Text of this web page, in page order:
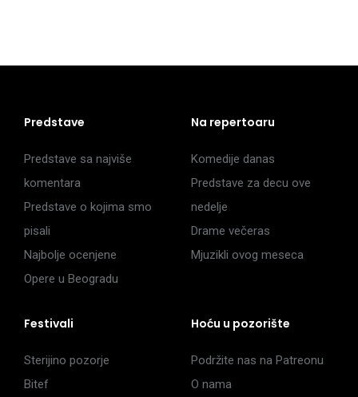
Predstave
Predstave sa najviše
komentara
Predstave o kojima smo
pisali
Najbolje ocenjene
Opere u Beogradu
Na repertoaru
Komedije danas
Predstave za decu ove
nedelje
Drame večeras
Mjuzikli ovog meseca
Festivali
Sterijino pozorje
Bitef
Hoću u pozorište
Podržite nas na Patreonu
O nama